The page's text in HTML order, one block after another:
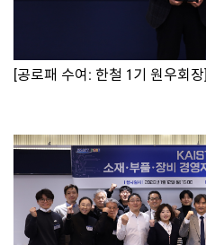
[공로패 수여: 한철 1기 원우회장]